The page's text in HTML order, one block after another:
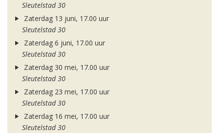
Sleutelstad 30
Zaterdag 13 juni, 17.00 uur
Sleutelstad 30
Zaterdag 6 juni, 17.00 uur
Sleutelstad 30
Zaterdag 30 mei, 17.00 uur
Sleutelstad 30
Zaterdag 23 mei, 17.00 uur
Sleutelstad 30
Zaterdag 16 mei, 17.00 uur
Sleutelstad 30